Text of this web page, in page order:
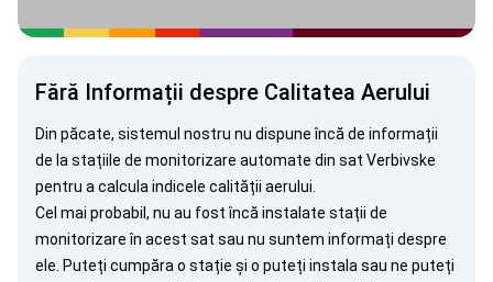
Fără Informații despre Calitatea Aerului
Din păcate, sistemul nostru nu dispune încă de informații
de la stațiile de monitorizare automate din sat Verbivske
pentru a calcula indicele calității aerului.
Cel mai probabil, nu au fost încă instalate stații de
monitorizare în acest sat sau nu suntem informați despre
ele. Puteți cumpăra o stație și o puteți instala sau ne puteți